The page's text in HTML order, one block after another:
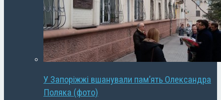
У Запоріжжі вшанували пам’ять Олександра
Поляка (фото)